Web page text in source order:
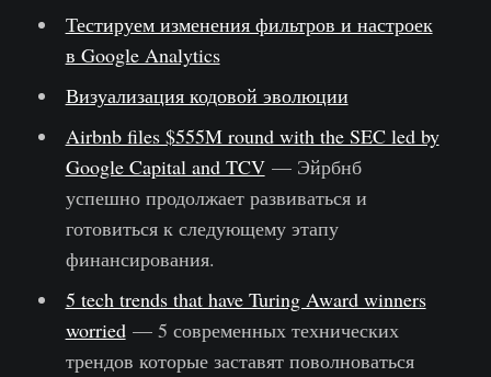
Тестируем изменения фильтров и настроек
в Google Analytics
Визуализация кодовой эволюции
Airbnb files $555M round with the SEC led by
Google Capital and TCV— Эйрбнб
успешно продолжает развиваться и
готовиться к следующему этапу
финансирования.
5 tech trends that have Turing Award winners
worried— 5 современных технических
трендов которые заставят поволноваться